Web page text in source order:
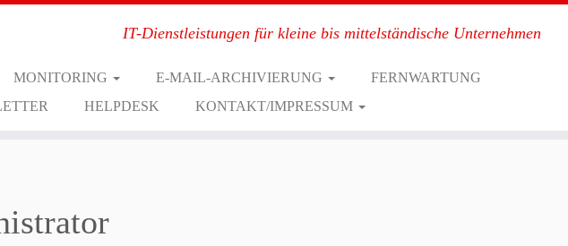
IT-Dienstleistungen für kleine bis mittelständische Unternehmen
MONITORING E-MAIL-ARCHIVIERUNG
FERNWARTUNG
HELPDESK KONTAKT/IMPRESSUM